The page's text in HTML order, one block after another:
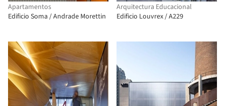
Apartamentos
Edificio Soma / Andrade Morettin
Arquitectura Educacional
Edificio Louvrex / A229